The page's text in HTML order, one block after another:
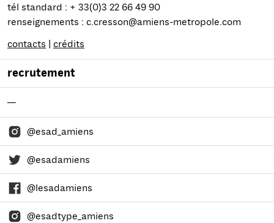
tél standard : + 33(0)3 22 66 49 90
renseignements : c.cresson@amiens-metropole.com
contacts
crédits
recrutement
—
@esad_amiens
@esadamiens
@lesadamiens
@esadtype_amiens